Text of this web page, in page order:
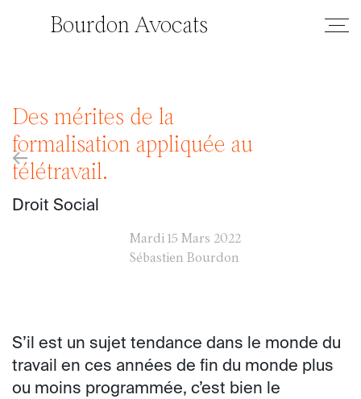
Bourdon Avocats
Des mérites de la
formalisation appliquée au
télétravail.
Droit Social
Mardi 15 Mars 2022
Sébastien Bourdon
S’il est un sujet tendance dans le monde du
travail en ces années de fin du monde plus
ou moins programmée, c’est bien le
←